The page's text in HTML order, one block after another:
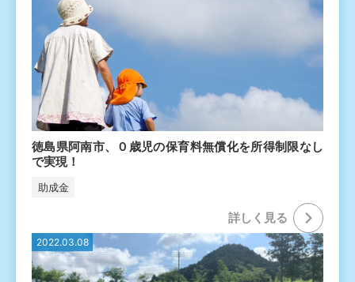
徳島県阿南市、０歳児の保育料無償化を所得制限なし
で実現！
助成金
詳しく⾒る
2022.03.08